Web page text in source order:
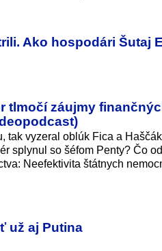
Ako hospodári Šutaj
tlmočí záujmy
tak vyzeral oblúk Fica a
splynul so šéfom Penty? Čo
Neefektivita štátnych
už aj Putina